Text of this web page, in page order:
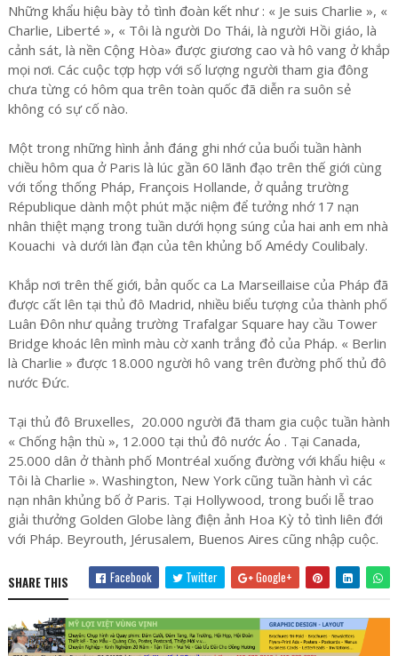
Những khẩu hiệu bày tỏ tình đoàn kết như : « Je suis Charlie », «
Charlie, Liberté », « Tôi là người Do Thái, là người Hồi giáo, là
cảnh sát, là nền Cộng Hòa» được giương cao và hô vang ở khắp
mọi nơi. Các cuộc tợp hợp với số lượng người tham gia đông
chưa từng có hôm qua trên toàn quốc đã diễn ra suôn sẻ
không có sự cố nào.
Một trong những hình ảnh đáng ghi nhớ của buổi tuần hành
chiều hôm qua ở Paris là lúc gần 60 lãnh đạo trên thế giới cùng
với tổng thống Pháp, François Hollande, ở quảng trường
République dành một phút mặc niệm để tưởng nhớ 17 nạn
nhân thiệt mạng trong tuần dưới họng súng của hai anh em nhà
Kouachi và dưới làn đạn của tên khủng bố Amédy Coulibaly.
Khắp nơi trên thế giới, bản quốc ca La Marseillaise của Pháp đã
được cất lên tại thủ đô Madrid, nhiều biểu tượng của thành phố
Luân Đôn như quảng trường Trafalgar Square hay cầu Tower
Bridge khoác lên mình màu cờ xanh trắng đỏ của Pháp. « Berlin
là Charlie » được 18.000 người hô vang trên đường phố thủ đô
nước Đức.
Tại thủ đô Bruxelles, 20.000 người đã tham gia cuộc tuần hành
« Chống hận thù », 12.000 tại thủ đô nước Áo . Tại Canada,
25.000 dân ở thành phố Montréal xuống đường với khẩu hiệu «
Tôi là Charlie ». Washington, New York cũng tuần hành vì các
nạn nhân khủng bố ở Paris. Tại Hollywood, trong buổi lễ trao
giải thưởng Golden Globe làng điện ảnh Hoa Kỳ tỏ tình liên đới
với Pháp. Beyrouth, Jérusalem, Buenos Aires cũng nhập cuộc.
SHARE THIS Facebook Twitter Google+